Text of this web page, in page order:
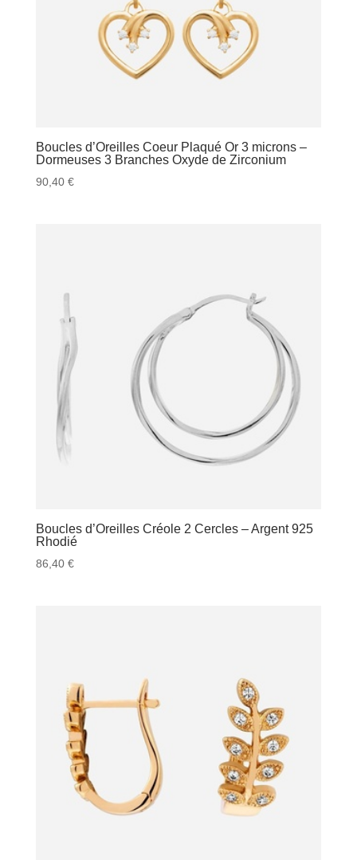
Boucles d’Oreilles Coeur Plaqué Or 3 microns –
Dormeuses 3 Branches Oxyde de Zirconium
90,40 €
Boucles d’Oreilles Créole 2 Cercles – Argent 925
Rhodié
86,40 €